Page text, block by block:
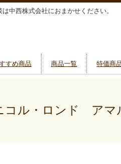
中西株式会社におまかせください。
すめ商品 商品一覧 特価商
ル・ロンド アマ